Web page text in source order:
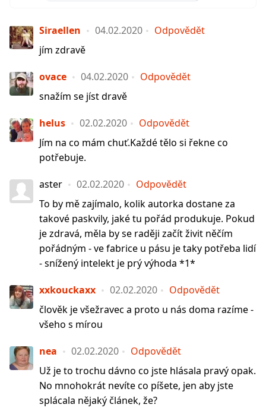
Siraellen 04.02.2020
Odpovědět
jím zdravě
ovace 04.02.2020
Odpovědět
snažím se jíst dravě
helus 02.02.2020
Odpovědět
Jím na co mám chuť.Každé tělo si řekne co
potřebuje.
aster 02.02.2020
Odpovědět
To by mě zajímalo, kolik autorka dostane za
takové paskvily, jaké tu pořád produkuje. Pokud
je zdravá, měla by se raději začít živit něčím
pořádným - ve fabrice u pásu je taky potřeba lidí
- snížený intelekt je prý výhoda *1*
xxkouckaxx 02.02.2020
Odpovědět
člověk je všežravec a proto u nás doma razíme -
všeho s mírou
nea 02.02.2020
Odpovědět
Už je to trochu dávno co jste hlásala pravý opak.
No mnohokrát nevíte co píšete, jen aby jste
splácala nějaký článek, že?